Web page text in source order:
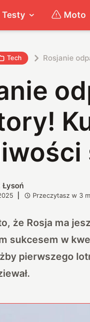
Testy Moto
Tech Rosjanie
Łysoń
Przeczytasz w 3
że Rosja ma
sukcesem w
pierwszego